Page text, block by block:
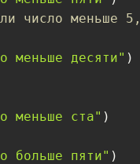
число меньше
меньше десяти" )
меньше ста"
больше пяти" )